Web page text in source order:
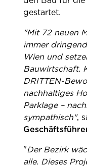
gestartet.
"Mit 72 neuen
immer
Wien und
Bauwirtschaft.
DRITTEN-
nachhaltiges
Parklage –
sympathisch",
"Der Bezirk
alle. Dieses